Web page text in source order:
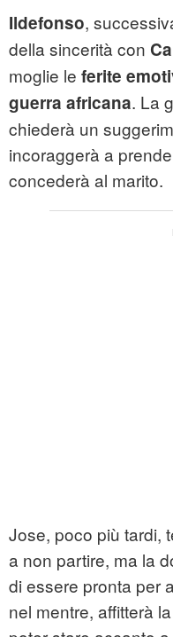
Ildefonso,
della sincerità con
moglie le ferite
guerra africana. La
chiederà un
incoraggerà a
concederà al marito.
Jose, poco più tardi,
a non partire, ma la
di essere pronta per
nel mentre, affitterà